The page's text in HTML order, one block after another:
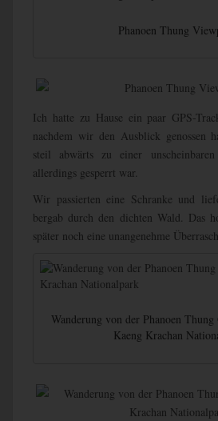
Phanoen Thung
Ich hatte zu Hause ein paar GPS-
nachdem wir den Ausblick genossen
steil abwärts zu einer
allerdings gesperrt war.
Wir passierten eine Schranke und
bergab durch den dichten Wald. Das
später noch eine unangenehme
Wanderung von der Phanoen
Kaeng Krachan